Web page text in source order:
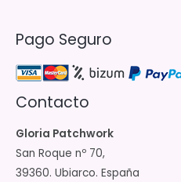
Pago Seguro
Contacto
Gloria Patchwork
San Roque nº 70,
39360. Ubiarco. España